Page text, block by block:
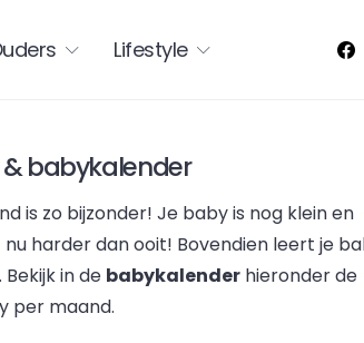
Lifestyle
& babykalender
is zo bijzonder! Je baby is nog klein en
harder dan ooit! Bovendien leert je
in de babykalender hieronder de
per maand.